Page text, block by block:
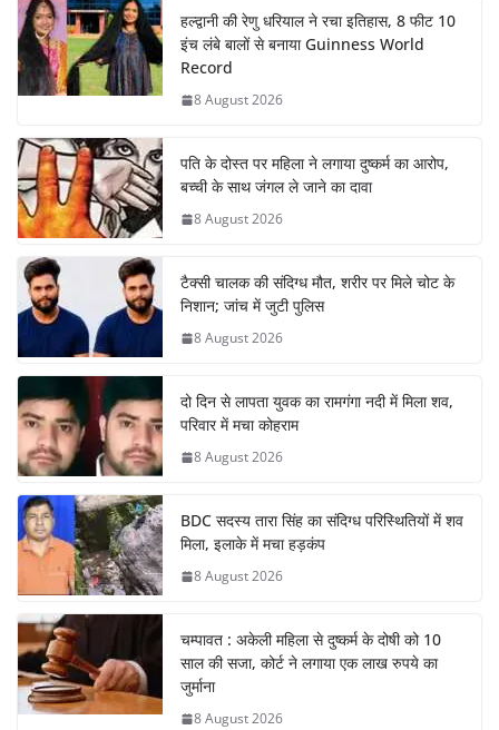
हल्द्वानी की रेणु धरियाल ने रचा इतिहास, 8 फीट 10
इंच लंबे बालों से बनाया Guinness World
Record
8 August 2026
पति के दोस्त पर महिला ने लगाया दुष्कर्म का आरोप,
बच्ची के साथ जंगल ले जाने का दावा
8 August 2026
टैक्सी चालक की संदिग्ध मौत, शरीर पर मिले चोट के
निशान; जांच में जुटी पुलिस
8 August 2026
दो दिन से लापता युवक का रामगंगा नदी में मिला शव,
परिवार में मचा कोहराम
8 August 2026
BDC सदस्य तारा सिंह का संदिग्ध परिस्थितियों में शव
मिला, इलाके में मचा हड़कंप
8 August 2026
चम्पावत : अकेली महिला से दुष्कर्म के दोषी को 10
साल की सजा, कोर्ट ने लगाया एक लाख रुपये का
जुर्माना
8 August 2026